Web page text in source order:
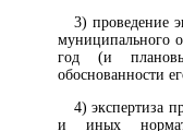
3) проведение
муниципального
год (и
обоснованности
4) экспертиза
и иных